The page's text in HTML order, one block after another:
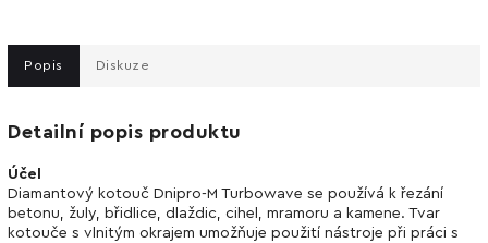
Popis Diskuze
Detailní popis produktu
Účel
Diamantový kotouč Dnipro-M Turbowave se používá k řezání
betonu, žuly, břidlice, dlaždic, cihel, mramoru a kamene. Tvar
kotouče s vlnitým okrajem umožňuje použití nástroje při práci s